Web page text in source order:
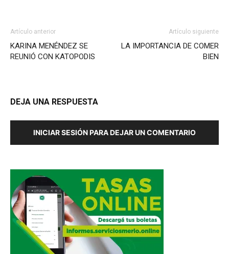
Artículo anterior
KARINA MENÉNDEZ SE
REUNIÓ CON KATOPODIS
Artículo siguiente
LA IMPORTANCIA DE COMER
BIEN
DEJA UNA RESPUESTA
INICIAR SESIÓN PARA DEJAR UN COMENTARIO